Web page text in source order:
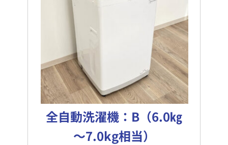
全自動洗濯機：B（6.0㎏
～7.0kg相当）